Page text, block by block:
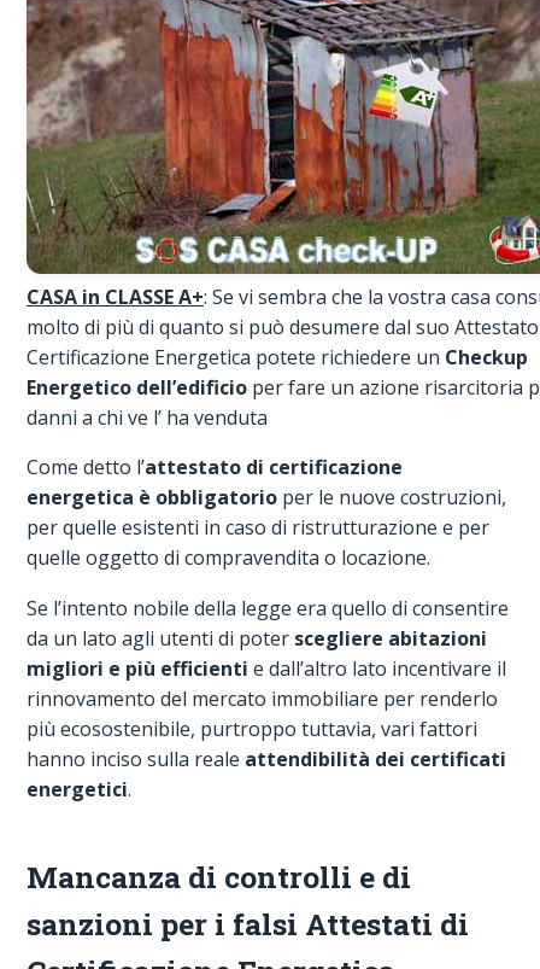
CASA in CLASSE A+: Se vi sembra che la vostra casa
molto di più di quanto si può desumere dal suo
Certificazione Energetica potete richiedere un Checkup
Energetico dell’edificio per fare un azione risarcitoria
danni a chi ve l’ ha venduta
Come detto l’attestato di certificazione
energetica è obbligatorio per le nuove costruzioni,
per quelle esistenti in caso di ristrutturazione e per
quelle oggetto di compravendita o locazione.
Se l’intento nobile della legge era quello di consentire
da un lato agli utenti di poter scegliere abitazioni
migliori e più efficienti e dall’altro lato incentivare il
rinnovamento del mercato immobiliare per renderlo
più ecosostenibile, purtroppo tuttavia, vari fattori
hanno inciso sulla reale attendibilità dei certificati
energetici.
Mancanza di controlli e di
sanzioni per i falsi Attestati di